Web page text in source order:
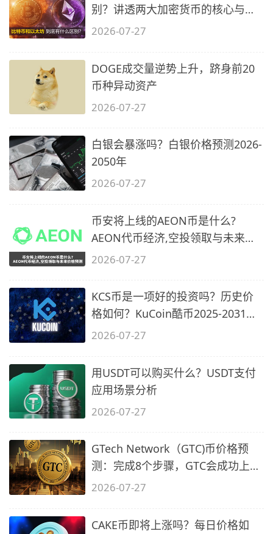
别？讲透两大加密货币的核心与陷
阱
2026-07-27
DOGE成交量逆势上升，跻身前20
币种异动资产
2026-07-27
白银会暴涨吗？白银价格预测2026-
2050年
2026-07-27
币安将上线的AEON币是什么?
AEON代币经济,空投领取与未来价
格预测
2026-07-27
KCS币是一项好的投资吗？历史价
格如何？KuCoin酷币2025-2031年
价格预测
2026-07-27
用USDT可以购买什么？USDT支付
应用场景分析
2026-07-27
GTech Network（GTC)币价格预
测：完成8个步骤，GTC会成功上市
吗？
2026-07-27
CAKE币即将上涨吗？每日价格如